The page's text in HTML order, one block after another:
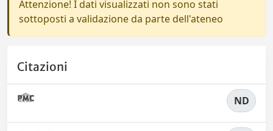
Attenzione! I dati visualizzati non sono stati
sottoposti a validazione da parte dell'ateneo
Citazioni
ND